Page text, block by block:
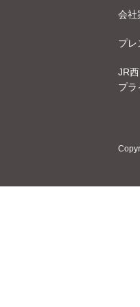
会社
プレ
JR
プラ